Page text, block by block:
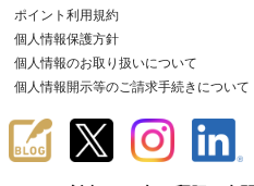
ポイント利用規約
個人情報保護方針
個人情報のお取り扱いについて
個人情報開示等のご請求手続きについて